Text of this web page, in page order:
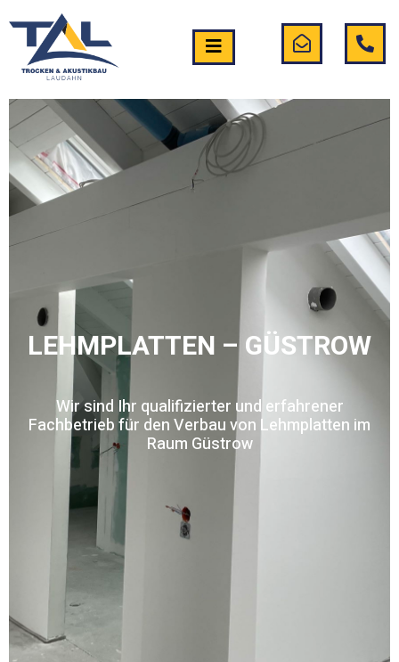
LEHMPLATTEN – GÜSTROW
Wir sind Ihr qualifizierter und erfahrener
Fachbetrieb für den Verbau von Lehmplatten im
Raum Güstrow